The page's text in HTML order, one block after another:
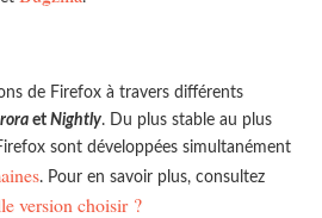
de Firefox à travers différents
etNightly. Du plus stable au plus
sont développées simultanément
. Pour en savoir plus, consultez
version choisir ?